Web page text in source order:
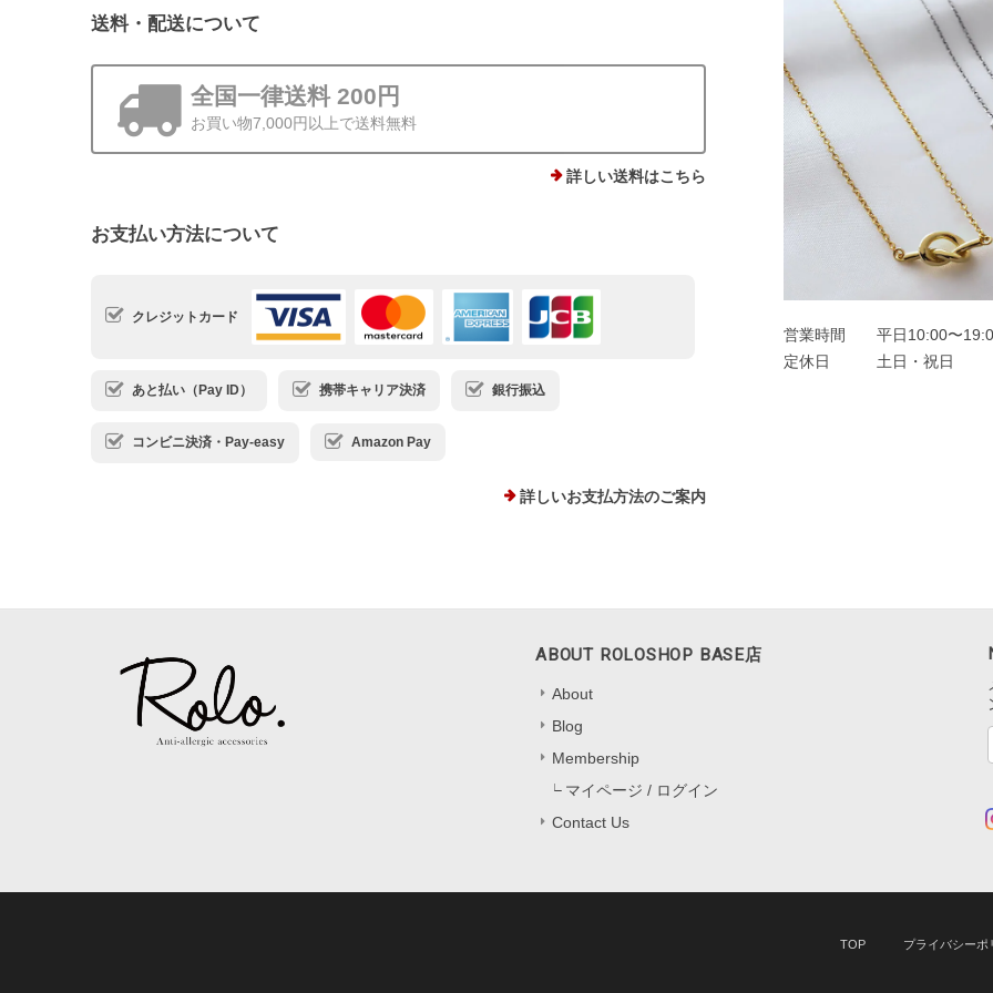
送料・配送について
全国一律送料 200円
お買い物7,000円以上で送料無料
詳しい送料はこちら
お支払い方法について
クレジットカード
あと払い（Pay ID） 携帯キャリア決済 銀行振込
コンビニ決済・Pay-easy Amazon Pay
詳しいお支払方法のご案内
営業時間
平日10:00〜
定休日
土日・祝日
ABOUT ROLOSHOP BASE店
About
Blog
Membership
マイページ / ログイン
Contact Us
TOP プライバシーポ